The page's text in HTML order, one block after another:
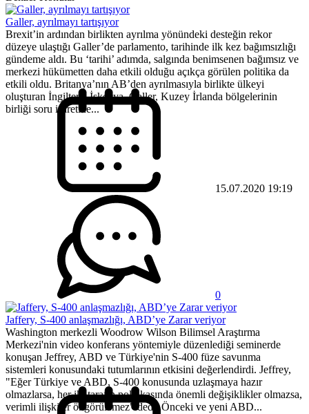
Galler, ayrılmayı tartışıyor
Brexit’in ardından birlikten ayrılma yönündeki desteğin rekor
düzeye ulaştığı Galler’de parlamento, tarihinde ilk kez bağımsızlığı
gündeme aldı. Bu ‘tarihi’ adımda, salgında benimsenen bağımsız ve
merkezi hükümetten daha etkili olduğu açıkça görülen politika da
etkili oldu. Britanya’nın AB’den ayrılmasıyla birlikte ülkeyi
oluşturan İngiltere, İskoçya, Galler, Kuzey İrlanda bölgelerinin
birliği soru işaretine...
15.07.2020 19:19
0
Jaffery, S-400 anlaşmazlığı, ABD’ye Zarar veriyor
Washington merkezli Woodrow Wilson Bilimsel Araştırma
Merkezi'nin video konferans yöntemiyle düzenlediği seminerde
konuşan Jeffrey, ABD ve Türkiye'nin S-400 füze savunma
sistemleri konusundaki tutumlarının etkisini değerlendirdi. Jeffrey,
"Eğer Türkiye ve ABD, S-400 konusunda uzlaşmaya hazır
olmazlarsa, her iki tarafın politikasında önemli değişiklikler olmazsa,
verimli ilişkiler öngörülemez" dedi. Önceki ve yeni ABD...